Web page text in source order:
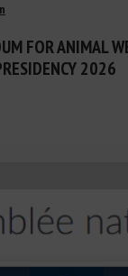
FOR ANIMAL
2026